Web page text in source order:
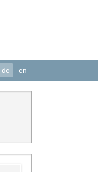
de en